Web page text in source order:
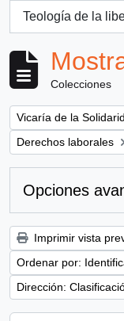
Teología de la
, 1 resultados
Colecciones
Remove filter:
Vicaría de la
Remove filter:
Derechos laborales
Opciones
Imprimir vista
Ordenar por:
Dirección: